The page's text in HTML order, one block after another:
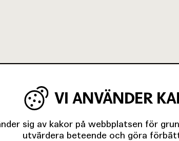
MINUTER OM UNGAS
VI ANVÄNDER
sig av kakor på webbplatsen för
utvärdera beteende och göra